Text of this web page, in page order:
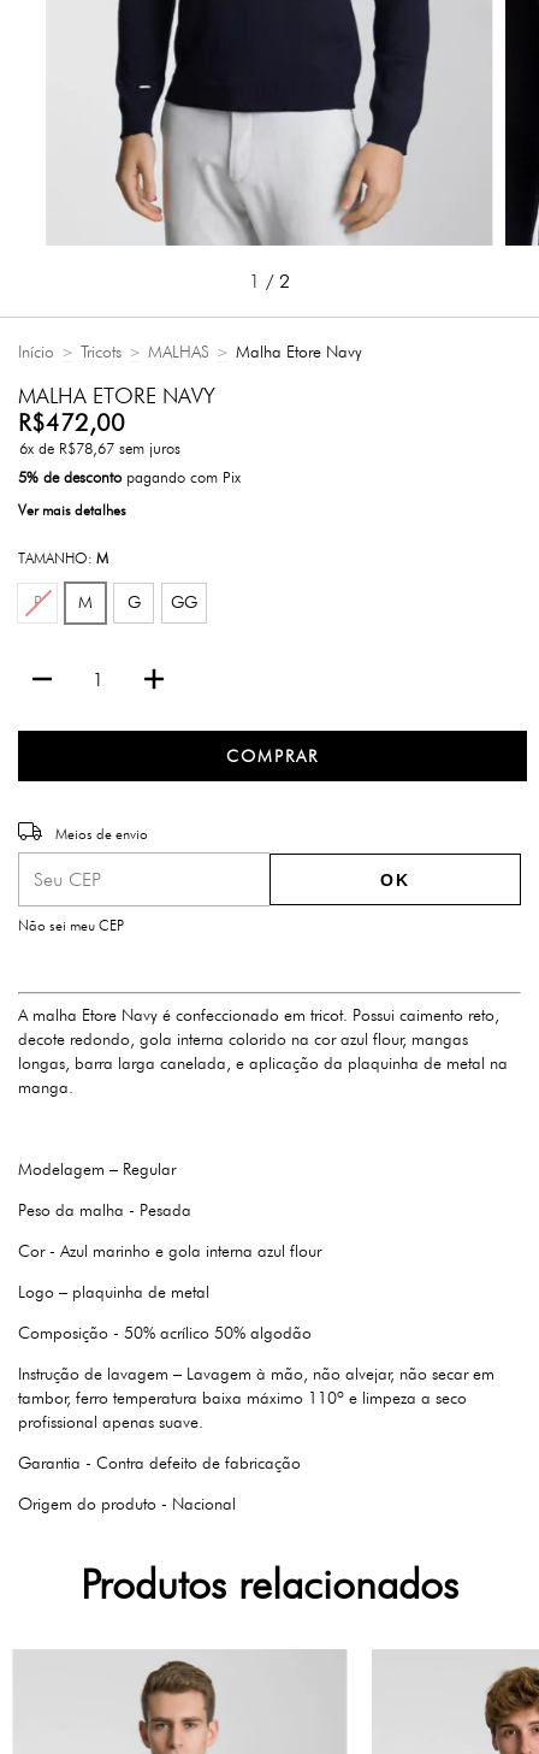
1 / 2
Início > Tricots > MALHAS > Malha Etore Navy
MALHA ETORE NAVY
R$472,00
6x de R$78,67 sem juros
5% de descontopagando com Pix
Ver mais detalhes
TAMANHO: M
P M G GG
Entregas para o CEP:
Meios de envio
OK
Não sei meu CEP
A malha Etore Navy é confeccionado em tricot. Possui caimento reto,
decote redondo, gola interna colorido na cor azul flour, mangas
longas, barra larga canelada, e aplicação da plaquinha de metal na
manga.
Modelagem – Regular
Peso da malha - Pesada
Cor - Azul marinho e gola interna azul flour
Logo – plaquinha de metal
Composição - 50% acrílico 50% algodão
Instrução de lavagem – Lavagem à mão, não alvejar, não secar em
tambor, ferro temperatura baixa máximo 110º e limpeza a seco
profissional apenas suave.
Garantia - Contra defeito de fabricação
Origem do produto - Nacional
Produtos relacionados